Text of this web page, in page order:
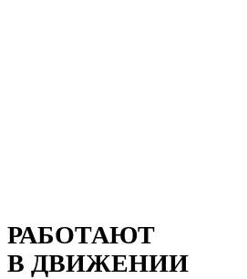
РАБОТАЮТ
В ДВИЖЕНИИ